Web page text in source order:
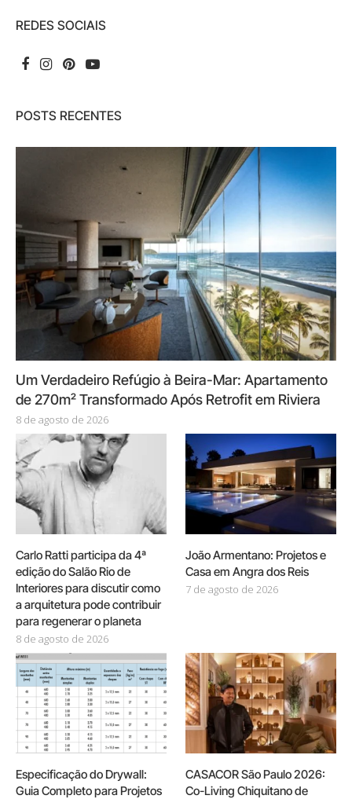
REDES SOCIAIS
POSTS RECENTES
Um Verdadeiro Refúgio à Beira-Mar: Apartamento
de 270m² Transformado Após Retrofit em Riviera
8 de agosto de 2026
Carlo Ratti participa da 4ª
edição do Salão Rio de
Interiores para discutir como
a arquitetura pode contribuir
para regenerar o planeta
8 de agosto de 2026
João Armentano: Projetos e
Casa em Angra dos Reis
7 de agosto de 2026
Especificação do Drywall:
Guia Completo para Projetos
CASACOR São Paulo 2026:
Co-Living Chiquitano de